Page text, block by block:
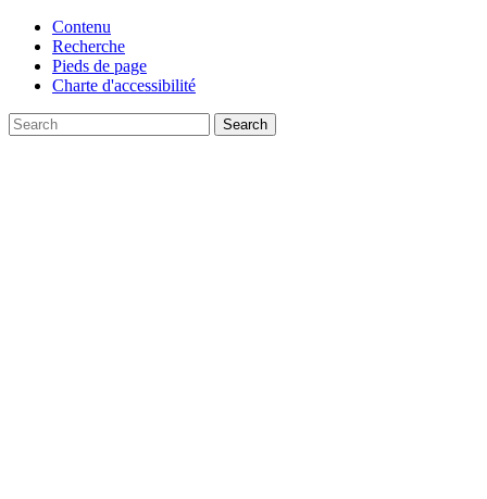
Contenu
Recherche
Pieds de page
Charte d'accessibilité